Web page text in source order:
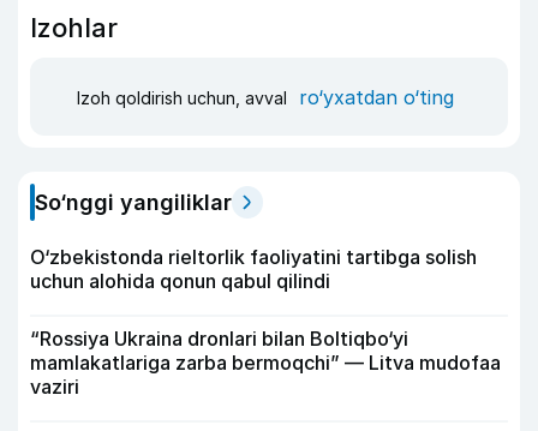
Izohlar
Izoh qoldirish uchun, avval ro‘yxatdan o‘ting
So‘nggi yangiliklar
O‘zbekistonda rieltorlik faoliyatini tartibga solish
uchun alohida qonun qabul qilindi
“Rossiya Ukraina dronlari bilan Boltiqbo‘yi
mamlakatlariga zarba bermoqchi” — Litva mudofaa
vaziri